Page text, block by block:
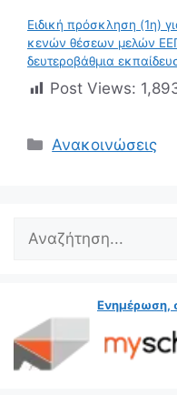
Ειδική πρόσκληση (1η)
κενών θέσεων μελών
δευτεροβάθμια
Post Views:
Κατηγορίες
Ανακοινώσεις
Search
Ενημέρωση,